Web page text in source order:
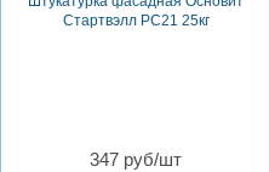
Стартвэлл PC21 25кг
347 руб/шт